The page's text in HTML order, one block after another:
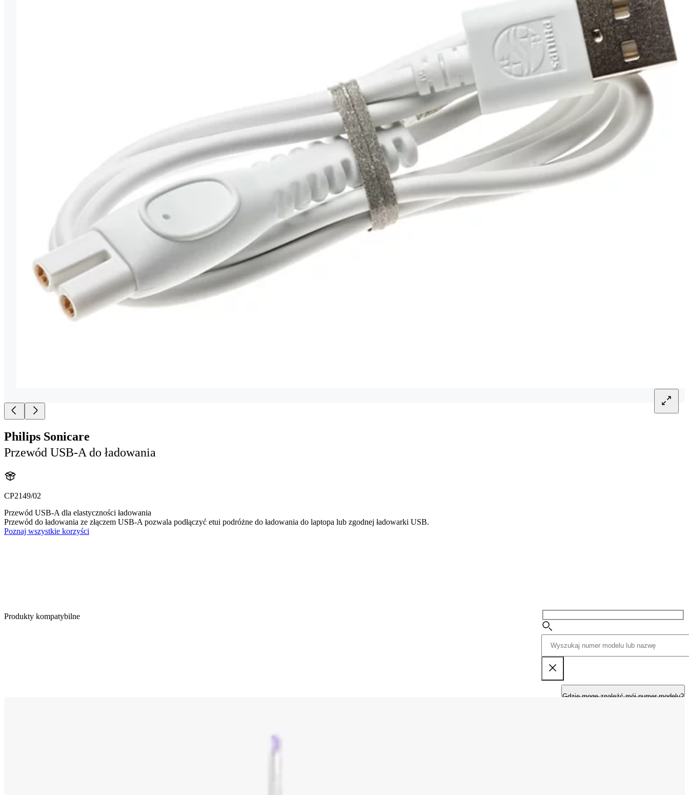
Philips Sonicare
Przewód USB-A do ładowania
CP2149/02
Przewód USB-A dla elastyczności ładowania
Przewód do ładowania ze złączem USB-A pozwala podłączyć etui podróżne do ładowania do laptopa lub zgodnej ładowarki USB.
Poznaj wszystkie korzyści
Produkty kompatybilne
Gdzie mogę znaleźć mój numer modelu?